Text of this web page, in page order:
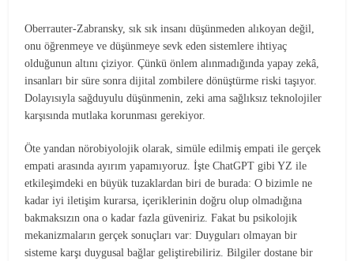
Oberrauter-Zabransky, sık sık insanı düşünmeden alıkoyan değil,
onu öğrenmeye ve düşünmeye sevk eden sistemlere ihtiyaç
olduğunun altını çiziyor. Çünkü önlem alınmadığında yapay zekâ,
insanları bir süre sonra dijital zombilere dönüştürme riski taşıyor.
Dolayısıyla sağduyulu düşünmenin, zeki ama sağlıksız teknolojiler
karşısında mutlaka korunması gerekiyor.
Öte yandan nörobiyolojik olarak, simüle edilmiş empati ile gerçek
empati arasında ayırım yapamıyoruz. İşte ChatGPT gibi YZ ile
etkileşimdeki en büyük tuzaklardan biri de burada: O bizimle ne
kadar iyi iletişim kurarsa, içeriklerinin doğru olup olmadığına
bakmaksızın ona o kadar fazla güveniriz. Fakat bu psikolojik
mekanizmaların gerçek sonuçları var: Duyguları olmayan bir
sisteme karşı duygusal bağlar geliştirebiliriz. Bilgiler dostane bir